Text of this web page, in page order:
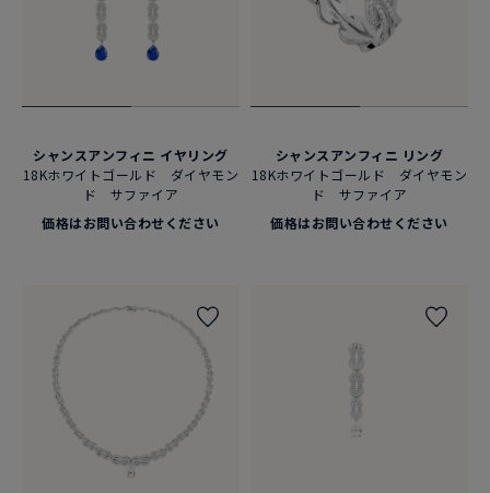
シャンスアンフィニ イヤリング
18Kホワイトゴールド ダイヤモン
ド サファイア
価格はお問い合わせください
シャンスアンフィニ リング
18Kホワイトゴールド ダイヤモン
ド サファイア
価格はお問い合わせください